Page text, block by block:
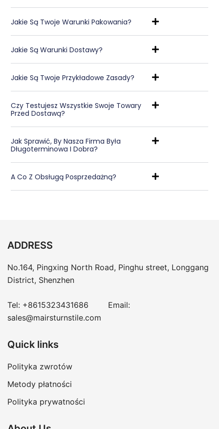
Jakie Są Twoje Warunki Pakowania?
Jakie Są Warunki Dostawy?
Jakie Są Twoje Przykładowe Zasady?
Czy Testujesz Wszystkie Swoje Towary
Przed Dostawą?
Jak Sprawić, By Nasza Firma Była
Długoterminowa I Dobra?
A Co Z Obsługą Posprzedażną?
ADDRESS
No.164, Pingxing North Road, Pinghu street, Longgang
District, Shenzhen
Tel: +8615323431686 Email:
sales@mairsturnstile.com
Quick links
Polityka zwrotów
Metody płatności
Polityka prywatności